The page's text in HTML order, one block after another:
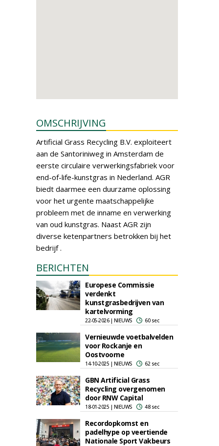
OMSCHRIJVING
Artificial Grass Recycling B.V. exploiteert
aan de Santoriniweg in Amsterdam de
eerste circulaire verwerkingsfabriek voor
end-of-life-kunstgras in Nederland. AGR
biedt daarmee een duurzame oplossing
voor het urgente maatschappelijke
probleem met de inname en verwerking
van oud kunstgras. Naast AGR zijn
diverse ketenpartners betrokken bij het
bedrijf .
BERICHTEN
Europese Commissie
verdenkt
kunstgrasbedrijven van
kartelvorming
22-05-2026 | NIEUWS 60 sec
Vernieuwde voetbalvelden
voor Rockanje en
Oostvoorne
14-10-2025 | NIEUWS 62 sec
GBN Artificial Grass
Recycling overgenomen
door RNW Capital
18-01-2025 | NIEUWS 48 sec
Recordopkomst en
padelhype op veertiende
Nationale Sport Vakbeurs